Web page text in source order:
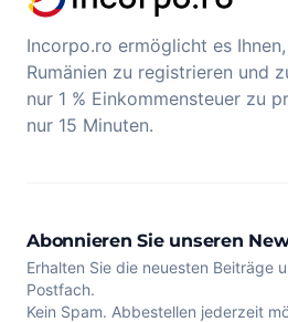
Incorpo.ro ermöglicht es
Rumänien zu registrieren und
nur 1 % Einkommensteuer zu
nur 15 Minuten.
Abonnieren Sie unseren
Erhalten Sie die neuesten Beiträge
Postfach.
Kein Spam. Abbestellen jederzeit